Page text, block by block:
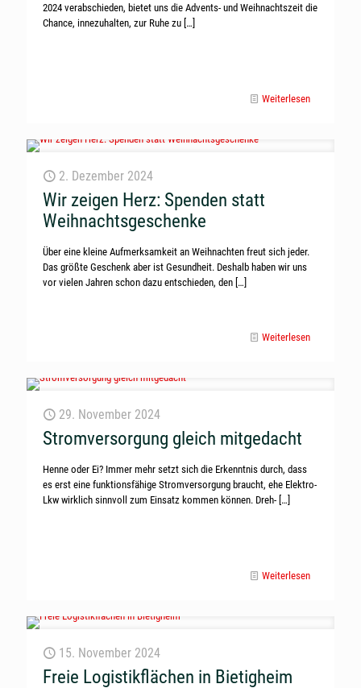
2024 verabschieden, bietet uns die Advents- und Weihnachtszeit die
Chance, innezuhalten, zur Ruhe zu […]
Weiterlesen
2. Dezember 2024
Wir zeigen Herz: Spenden statt
Weihnachtsgeschenke
Über eine kleine Aufmerksamkeit an Weihnachten freut sich jeder.
Das größte Geschenk aber ist Gesundheit. Deshalb haben wir uns
vor vielen Jahren schon dazu entschieden, den […]
Weiterlesen
29. November 2024
Stromversorgung gleich mitgedacht
Henne oder Ei? Immer mehr setzt sich die Erkenntnis durch, dass
es erst eine funktionsfähige Stromversorgung braucht, ehe Elektro-
Lkw wirklich sinnvoll zum Einsatz kommen können. Dreh- […]
Weiterlesen
15. November 2024
Freie Logistikflächen in Bietigheim